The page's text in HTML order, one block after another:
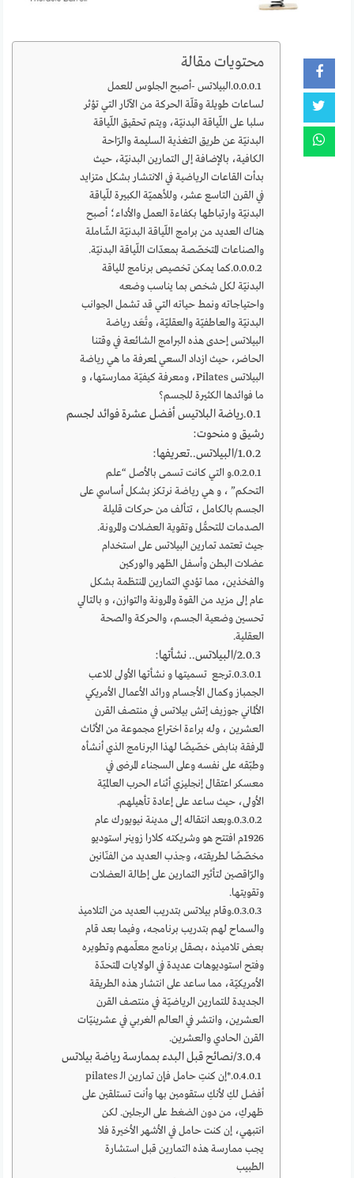
محتويات مقالة
البيلاتس -أصبح الجلوس للعمل
لساعات طويلة وقلّة الحركة من الآثار التي تؤثر
سلبا على اللّياقة البدنيّة، ويتم تحقيق اللّياقة
البدنيّة عن طريق التغذية السليمة والرّاحة
الكافية، بالإضافة إلى التمارين البدنيّة، حيث
بدأت القاعات الرياضية في الانتشار بشكل متزايد
في القرن التاسع عشر، وللأهميّة الكبيرة للّياقة
البدنيّة وارتباطها بكفاءة العمل والأداء؛ أصبح
هناك العديد من برامج اللّياقة البدنيّة الشّاملة
والصناعات المتخصّصة بمعدّات اللّياقة البدنيّة.
كما يمكن تخصيص برنامج للياقة
البدنيّة لكل شخص بما يناسب وضعه
واحتياجاته ونمط حياته التي قد تشمل الجوانب
البدنيّة والعاطفيّة والعقليّة، وتُعَد رياضة
البيلاتس إحدى هذه البرامج الشائعة في وقتنا
الحاضر، حيث ازداد السعي لمعرفة ما هي رياضة
البيلاتس Pilates، ومعرفة كيفيّة ممارستها، و
ما فوائدها الكثيرة للجسم؟
رياضة البلاتيس أفضل عشرة فوائد لجسم
رشيق و منحوت:
1/البيلاتس..تعريفها:
و التي كانت تسمى بالأصل “علم
التحكم” ، و هي رياضة نرتكز بشكل أساسي على
الجسم بالكامل ، تتألف من حركات قليلة
الصدمات للتحمُّل وتقوية العضلات والمرونة.
جيث تعتمد تمارين البيلاتس على استخدام
عضلات البطن وأسفل الظهر والوركين
والفخذين، مما تؤدي التمارين المنتظمة بشكل
عام إلى مزيد من القوة والمرونة والتوازن، و بالتالي
تحسين وضعية الجسم، والحركة والصحة
العقلية.
2/البيلاتس.. نشأتها:
ترجع تسميتها و نشأتها الأولى للاعب
الجمباز وكمال الأجسام ورائد الأعمال الأمريكي
الألماني جوزيف إتش بيلاتس في منتصف القرن
العشرين ، وله براءة اختراع مجموعة من الأثاث
المرفقة بنابض خصّيصًا لهذا البرنامج الذي أنشأه
وطبّقه على نفسه وعلى السجناء المرضى في
معسكر اعتقال إنجليزي أثناء الحرب العالميّة
الأولى، حيث ساعد على إعادة تأهيلهم.
وبعد انتقاله إلى مدينة نيويورك عام
1926م افتتح هو وشريكته كلارا زوينر استوديو
مخصّصًا لطريقته، وجذب العديد من الفنّانين
والرّاقصين لتأثير التمارين على إطالة العضلات
وتقويتها.
وقام بيلاتس بتدريب العديد من التلاميذ
والسماح لهم بتدريب برنامجه، وفيما بعد قام
بعض تلاميذه ،بصقل برنامج معلّمهم وتطويره
وفتح استوديوهات عديدة في الولايات المتحدّة
الأمريكيّة، مما ساعد على انتشار هذه الطريقة
الجديدة للتمارين الرياضيّة في منتصف القرن
العشرين، وانتشر في العالم الغربي في عشرينيّات
القرن الحادي والعشرين.
3/نصائح قبل البدء بممارسة رياضة بيلاتس
*إن كنتِ حامل فإن تمارين الـ pilates
أفضل لكِ لأنكِ ستقومين بها وأنت تستلقين على
ظهركِ، من دون الضغط على الرجلين. لكن
انتبهي، إن كنت حامل في الأشهر الأخيرة فلا
يجب ممارسة هذه التمارين قبل استشارة
الطبيب